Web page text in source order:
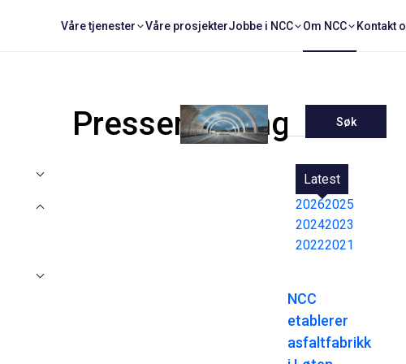
Våre tjenester Våre prosjekterJobbe i NCC Om NCC Kontakt
Pressemeldinger Søk
Latest
20262025
20242023
20222021
NCC
etablerer
asfaltfabrikk